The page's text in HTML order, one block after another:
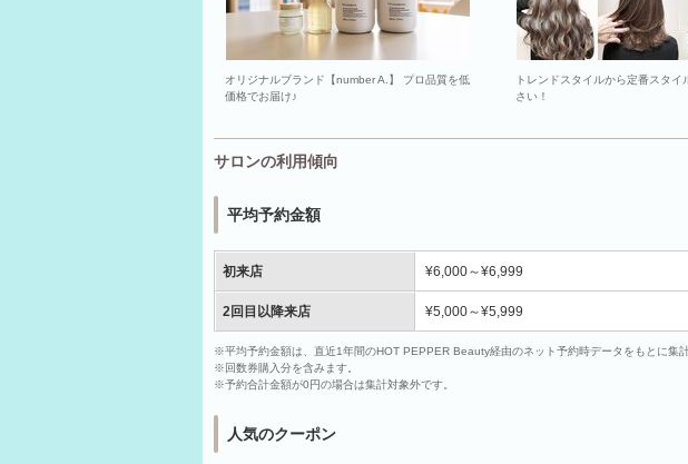
オリジナルブランド【number A.】 プロ品質を低
価格でお届け♪
トレンドスタイルから定番スタイ
さい！
サロンの利用傾向
平均予約金額
初来店 ¥6,000～¥6,999
2回目以降来店 ¥5,000～¥5,999
※平均予約金額は、直近1年間のHOT PEPPER Beauty経由のネット予約時データをもとに集計
※回数券購入分を含みます。
※予約合計金額が0円の場合は集計対象外です。
人気のクーポン